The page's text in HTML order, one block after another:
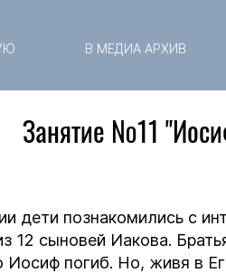
В МЕДИА АРХИВ
Занятие №11
дети познакомились с
12 сыновей Иакова.
Иосиф погиб. Но, живя в